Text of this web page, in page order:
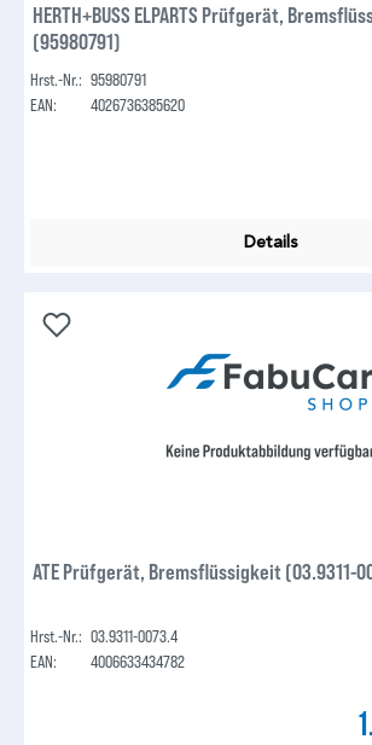
HERTH+BUSS ELPARTS Prüfgerät,
(95980791)
Hrst.-Nr.: 95980791
EAN:
4026736385620
Details
ATE Prüfgerät, Bremsflüssigkeit (03.9311-
Hrst.-Nr.: 03.9311-0073.4
EAN:
4006633434782